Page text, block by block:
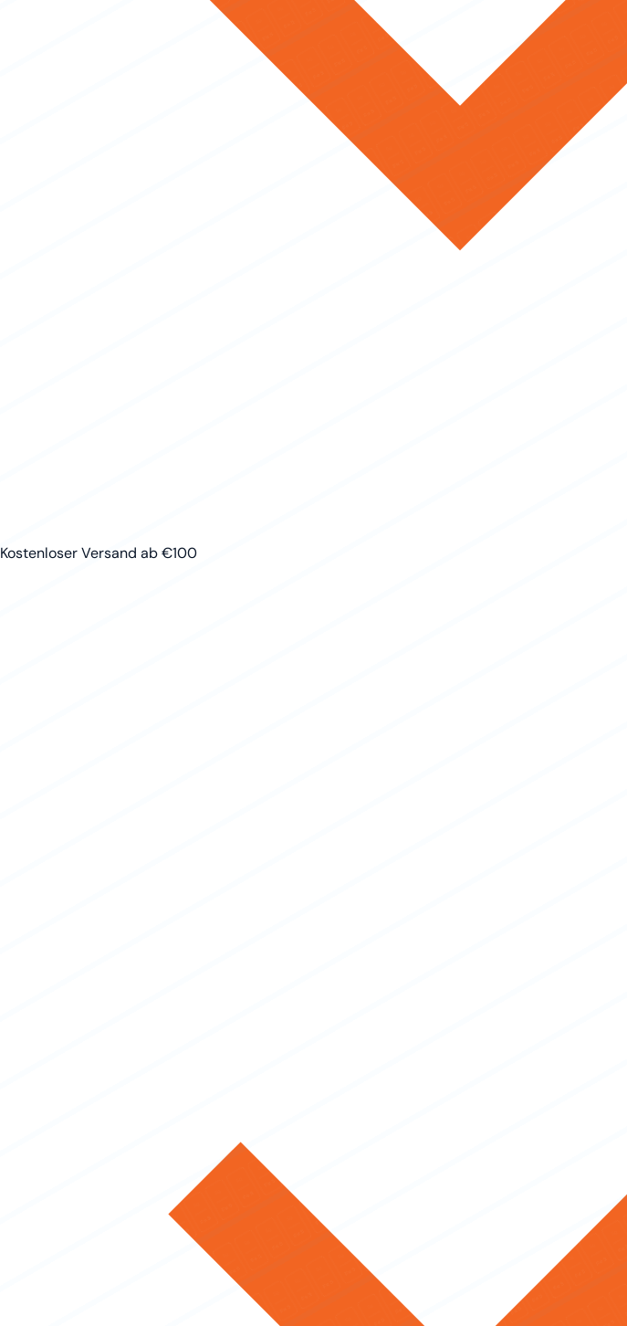
Kostenloser Versand ab €100